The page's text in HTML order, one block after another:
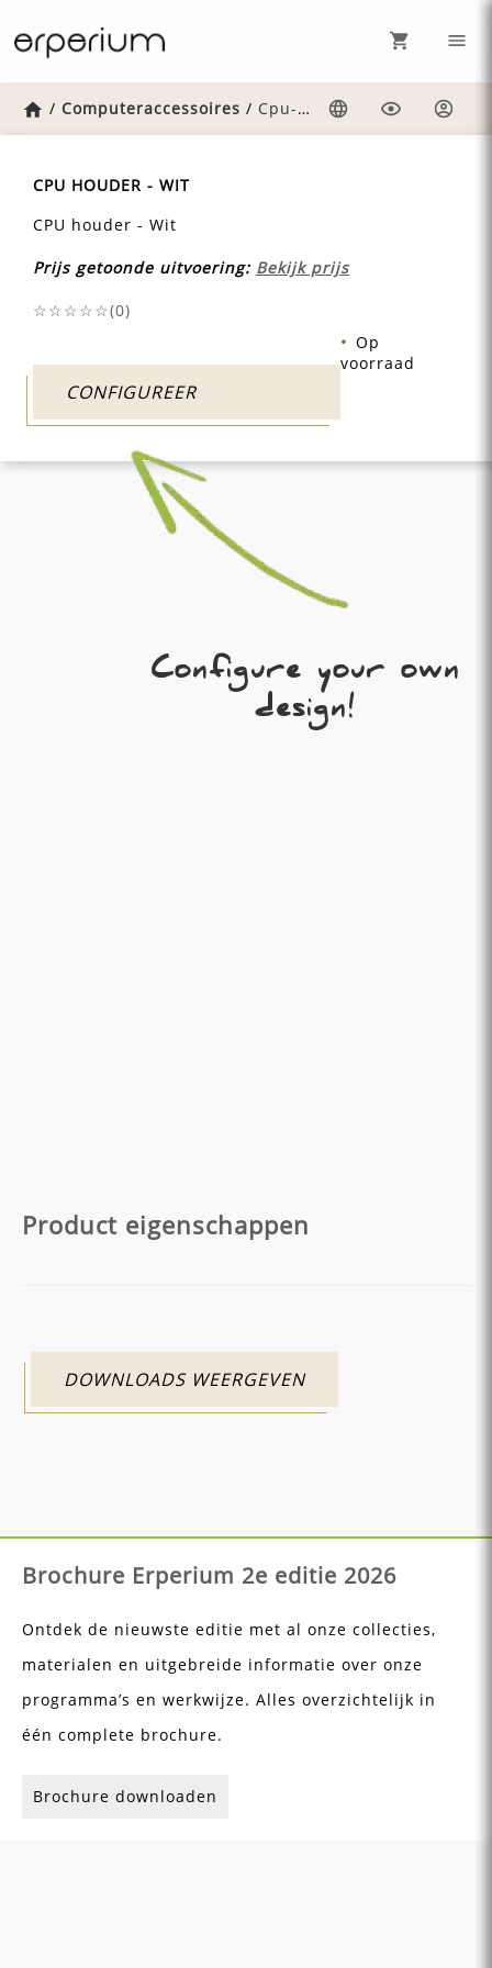
Home
/ Computeraccessoires / Cpu-houder-wit
CPU HOUDER - WIT
CPU houder - Wit
Prijs getoonde uitvoering: Bekijk prijs
☆☆☆☆☆(0)
CONFIGUREER
Op
voorraad
Configure your own
design!
Product eigenschappen
DOWNLOADS WEERGEVEN
Brochure Erperium 2e editie 2026
Ontdek de nieuwste editie met al onze collecties,
materialen en uitgebreide informatie over onze
programma’s en werkwijze. Alles overzichtelijk in
één complete brochure.
Brochure downloaden